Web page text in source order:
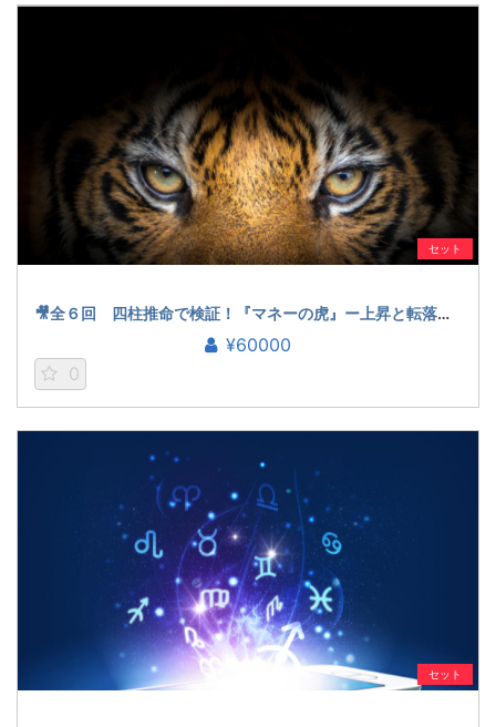
セット
🎥全６回 四柱推命で検証！『マネーの虎』ー上昇と転落の法則ー（鎌崎拓洋）
¥60000
0
セット